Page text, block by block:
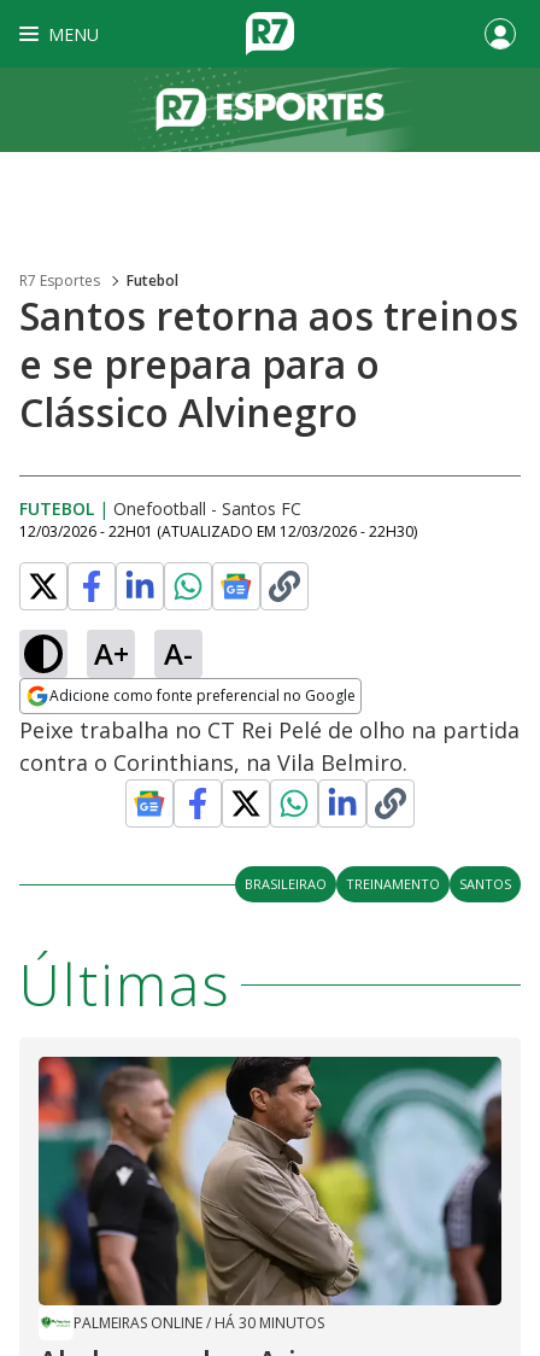
MENU
R7 Esportes Futebol
Santos retorna aos treinos
e se prepara para o
Clássico Alvinegro
FUTEBOL | Onefootball - Santos FC
12/03/2026 - 22H01 (ATUALIZADO EM 12/03/2026 - 22H30)
A+ A-
Adicione como fonte preferencial no Google
Opens in new window
Peixe trabalha no CT Rei Pelé de olho na partida
contra o Corinthians, na Vila Belmiro.
BRASILEIRAO TREINAMENTO SANTOS
Últimas
PALMEIRAS ONLINE/ HÁ 30 MINUTOS